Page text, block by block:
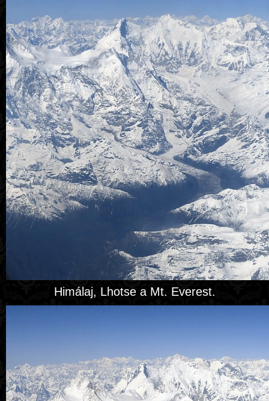
Himálaj, Lhotse a Mt. Everest.